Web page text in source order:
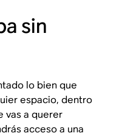
sin
lo bien que
espacio, dentro
vas a querer
acceso a una